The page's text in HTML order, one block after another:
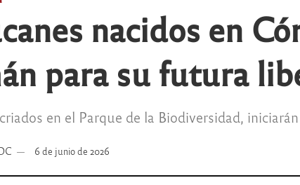
nacidos en
para su futura
en el Parque de la Biodiversidad,
6 de junio de 2026